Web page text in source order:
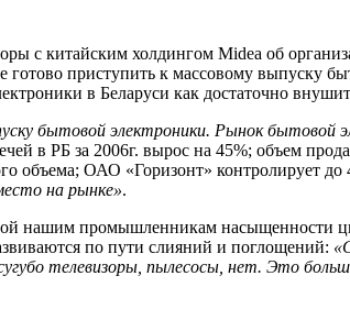
с китайским холдингом Midea об
приступить к массовому выпуску
в Беларуси как достаточно
бытовой электроники. Рынок бытовой
в РБ за 2006г. вырос на 45%; объем
объема; ОАО «Горизонт» контролирует до
на рынке».
нашим промышленникам
по пути слияний и поглощений:
телевизоры, пылесосы, нет. Это